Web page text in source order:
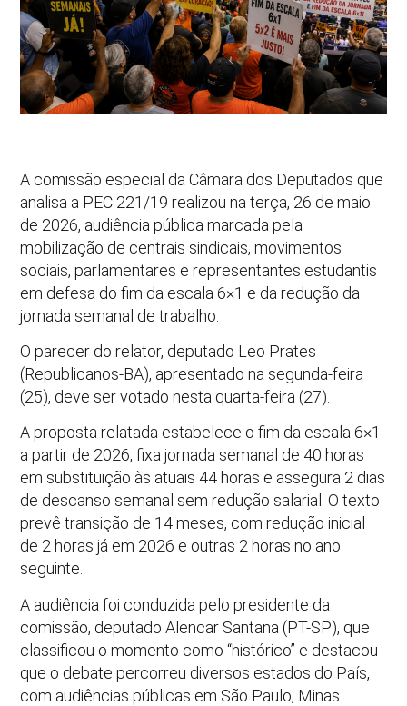
A comissão especial da Câmara dos Deputados que
analisa a PEC 221/19 realizou na terça, 26 de maio
de 2026, audiência pública marcada pela
mobilização de centrais sindicais, movimentos
sociais, parlamentares e representantes estudantis
em defesa do fim da escala 6×1 e da redução da
jornada semanal de trabalho.
O parecer do relator, deputado Leo Prates
(Republicanos-BA), apresentado na segunda-feira
(25), deve ser votado nesta quarta-feira (27).
A proposta relatada estabelece o fim da escala 6×1
a partir de 2026, fixa jornada semanal de 40 horas
em substituição às atuais 44 horas e assegura 2 dias
de descanso semanal sem redução salarial. O texto
prevê transição de 14 meses, com redução inicial
de 2 horas já em 2026 e outras 2 horas no ano
seguinte.
A audiência foi conduzida pelo presidente da
comissão, deputado Alencar Santana (PT-SP), que
classificou o momento como “histórico” e destacou
que o debate percorreu diversos estados do País,
com audiências públicas em São Paulo, Minas